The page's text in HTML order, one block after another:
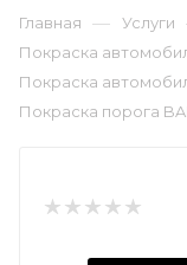
Главная — Услуги
Покраска
Покраска
Покраска порога